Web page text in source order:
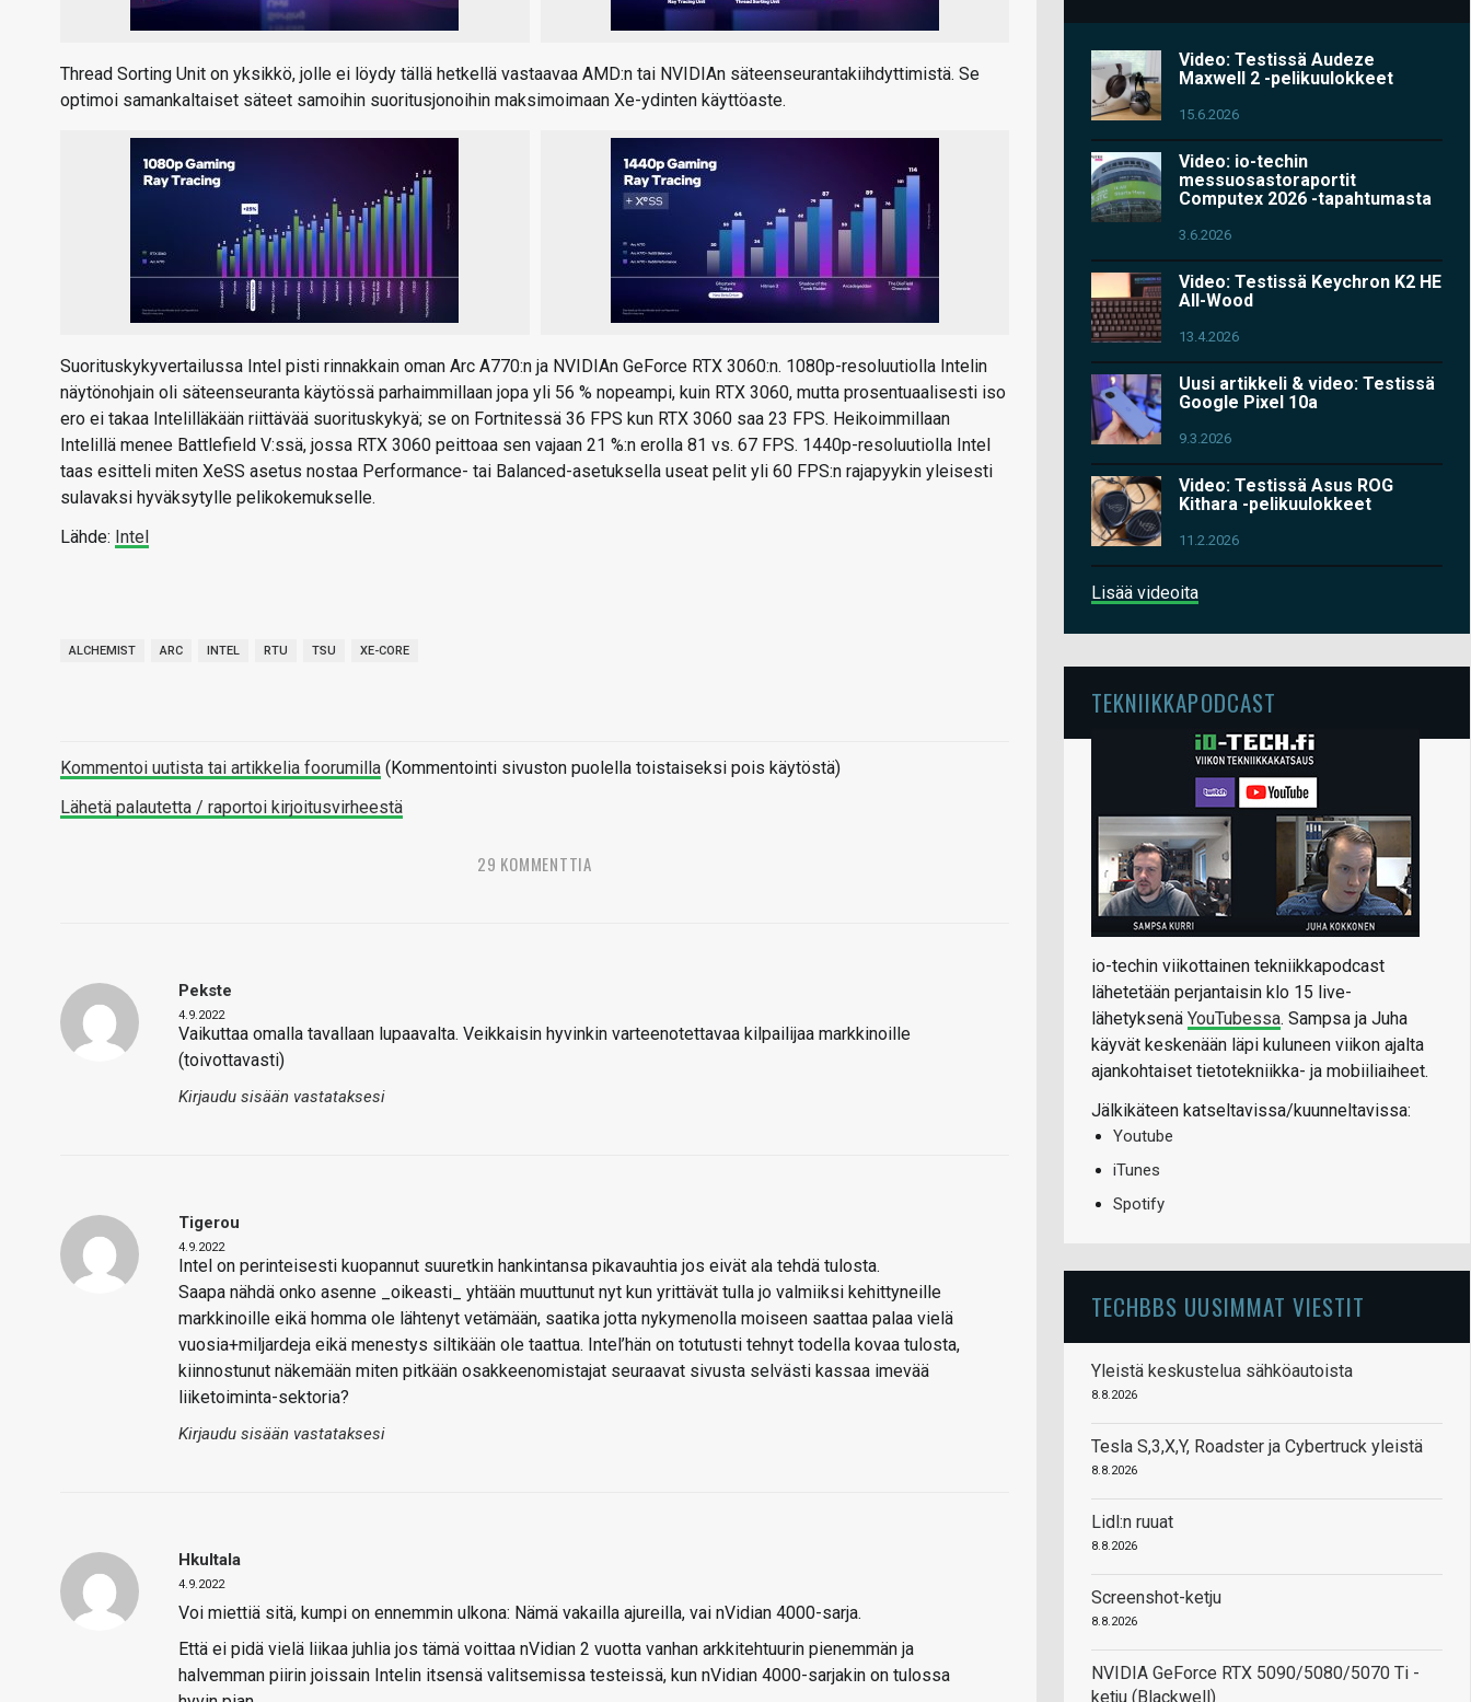
Thread Sorting Unit on yksikkö, jolle ei löydy tällä hetkellä vastaavaa AMD:n tai NVIDIAn säteenseurantakiihdyttimistä. Se
optimoi samankaltaiset säteet samoihin suoritusjonoihin maksimoimaan Xe-ydinten käyttöaste.
Suorituskykyvertailussa Intel pisti rinnakkain oman Arc A770:n ja NVIDIAn GeForce RTX 3060:n. 1080p-resoluutiolla Intelin
näytönohjain oli säteenseuranta käytössä parhaimmillaan jopa yli 56 % nopeampi, kuin RTX 3060, mutta prosentuaalisesti iso
ero ei takaa Intelilläkään riittävää suorituskykyä; se on Fortnitessä 36 FPS kun RTX 3060 saa 23 FPS. Heikoimmillaan
Intelillä menee Battlefield V:ssä, jossa RTX 3060 peittoaa sen vajaan 21 %:n erolla 81 vs. 67 FPS. 1440p-resoluutiolla Intel
taas esitteli miten XeSS asetus nostaa Performance- tai Balanced-asetuksella useat pelit yli 60 FPS:n rajapyykin yleisesti
sulavaksi hyväksytylle pelikokemukselle.
Lähde: Intel
ALCHEMIST ARC INTEL RTU TSU XE-CORE
Kommentoi uutista tai artikkelia foorumilla (Kommentointi sivuston puolella toistaiseksi pois käytöstä)
Lähetä palautetta / raportoi kirjoitusvirheestä
29 KOMMENTTIA
Pekste
4.9.2022
Vaikuttaa omalla tavallaan lupaavalta. Veikkaisin hyvinkin varteenotettavaa kilpailijaa markkinoille
(toivottavasti)
Kirjaudu sisään vastataksesi
Tigerou
4.9.2022
Intel on perinteisesti kuopannut suuretkin hankintansa pikavauhtia jos eivät ala tehdä tulosta.
Saapa nähdä onko asenne _oikeasti_ yhtään muuttunut nyt kun yrittävät tulla jo valmiiksi kehittyneille
markkinoille eikä homma ole lähtenyt vetämään, saatika jotta nykymenolla moiseen saattaa palaa vielä
vuosia+miljardeja eikä menestys siltikään ole taattua. Intel’hän on totutusti tehnyt todella kovaa tulosta,
kiinnostunut näkemään miten pitkään osakkeenomistajat seuraavat sivusta selvästi kassaa imevää
liiketoiminta-sektoria?
Kirjaudu sisään vastataksesi
Hkultala
4.9.2022
Voi miettiä sitä, kumpi on ennemmin ulkona: Nämä vakailla ajureilla, vai nVidian 4000-sarja.
Että ei pidä vielä liikaa juhlia jos tämä voittaa nVidian 2 vuotta vanhan arkkitehtuurin pienemmän ja
halvemman piirin joissain Intelin itsensä valitsemissa testeissä, kun nVidian 4000-sarjakin on tulossa
Video: Testissä Audeze
Maxwell 2 -pelikuulokkeet
15.6.2026
Video: io-techin
messuosastoraportit
Computex 2026 -tapahtumasta
3.6.2026
Video: Testissä Keychron K2 HE
All-Wood
13.4.2026
Uusi artikkeli & video: Testissä
Google Pixel 10a
9.3.2026
Video: Testissä Asus ROG
Kithara -pelikuulokkeet
11.2.2026
Lisää videoita
TEKNIIKKAPODCAST
io-techin viikottainen tekniikkapodcast
lähetetään perjantaisin klo 15 live-
lähetyksenä YouTubessa. Sampsa ja Juha
käyvät keskenään läpi kuluneen viikon ajalta
ajankohtaiset tietotekniikka- ja mobiiliaiheet.
Jälkikäteen katseltavissa/kuunneltavissa:
Youtube
iTunes
Spotify
TECHBBS UUSIMMAT VIESTIT
Yleistä keskustelua sähköautoista
8.8.2026
Tesla S,3,X,Y, Roadster ja Cybertruck yleistä
8.8.2026
Lidl:n ruuat
8.8.2026
Screenshot-ketju
8.8.2026
NVIDIA GeForce RTX 5090/5080/5070 Ti -
ketju (Blackwell)